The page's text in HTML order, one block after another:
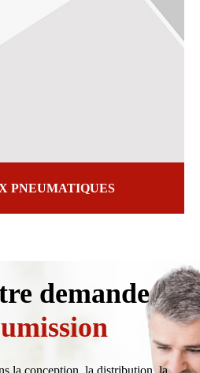
PNEUMATIQUES
demande
la conception, la distribution, la